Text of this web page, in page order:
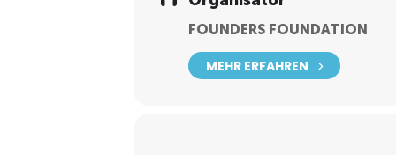
FOUNDERS FOUNDATION
MEHR ERFAHREN